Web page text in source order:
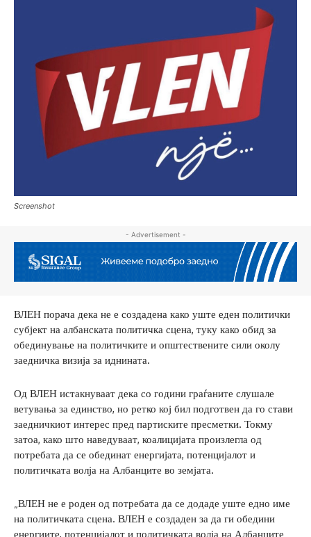
Screenshot
- Advertisement -
ВЛЕН порача дека не е создадена како уште еден политички
субјект на албанската политичка сцена, туку како обид за
обединување на политичките и општествените сили околу
заедничка визија за иднината.
Од ВЛЕН истакнуваат дека со години граѓаните слушале
ветувања за единство, но ретко кој бил подготвен да го стави
заедничкиот интерес пред партиските пресметки. Токму
затоа, како што наведуваат, коалицијата произлегла од
потребата да се обединат енергијата, потенцијалот и
политичката волја на Албанците во земјата.
„ВЛЕН не е роден од потребата да се додаде уште едно име
на политичката сцена. ВЛЕН е создаден за да ги обедини
енергиите, потенцијалот и политичката волја на Албанците